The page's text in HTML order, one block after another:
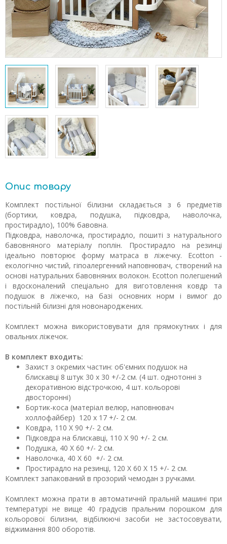
Опис товару
Комплект постільної білизни складається з 6 предметів
(бортики, ковдра, подушка, підковдра, наволочка,
простирадло), 100% бавовна.
Підковдра, наволочка, простирадло, пошиті з натурального
бавовняного матеріалу поплін. Простирадло на резинці
ідеально повторює форму матраса в ліжечку. Ecotton -
екологічно чистий, гіпоалергенний наповнювач, створений на
основі натуральних бавовняних волокон. Ecotton полегшений
і вдосконалений спеціально для виготовлення ковдр та
подушок в ліжечко, на базі основних норм і вимог до
постільній білизні для новонароджених.
Комплект можна використовувати для прямокутних і для
овальних ліжечок.
В комплект входить:
Захист з окремих частин: об'ємних подушок на
блискавці 8 штук 30 х 30 +/-2 см. (4 шт. однотонні з
декоративною відстрочкою, 4 шт. кольорові
двосторонні)
Бортик-коса (матеріал велюр, наповнювач
холлофайбер) 120 х 17 +/- 2 см.
Ковдра, 110 Х 90 +/- 2 см.
Підковдра на блискавці, 110 Х 90 +/- 2 см.
Подушка, 40 Х 60 +/- 2 см.
Наволочка, 40 Х 60 +/- 2 см.
Простирадло на резинці, 120 Х 60 Х 15 +/- 2 см.
Комплект запакований в прозорий чемодан з ручками.
Комплект можна прати в автоматичній пральній машині при
температурі не вище 40 градусів пральним порошком для
кольорової білизни, відбілюючі засоби не застосовувати,
віджимання 800 оборотів.